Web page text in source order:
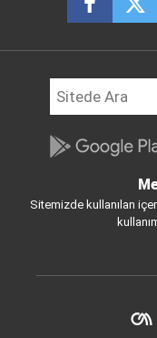
Sitemizde kullanılan